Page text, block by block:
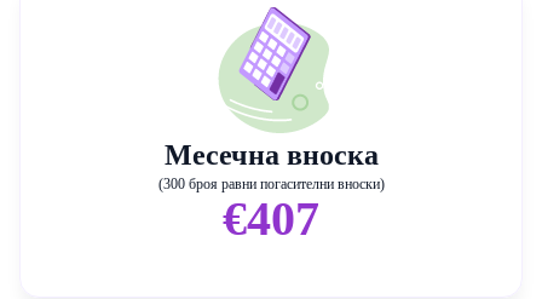
Месечна вноска
(300 броя равни погасителни вноски)
€407